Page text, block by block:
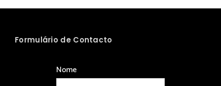
Formulário de Contacto
Nome